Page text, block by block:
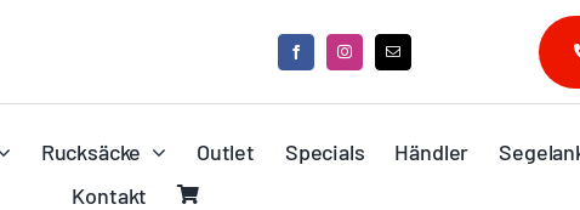
Rucksäcke Outlet Specials Händler
Kontakt